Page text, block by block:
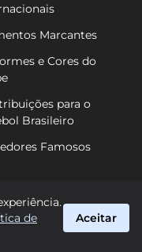
Marcantes
e Cores do
para o
Brasileiro
Famosos
de
Aceitar